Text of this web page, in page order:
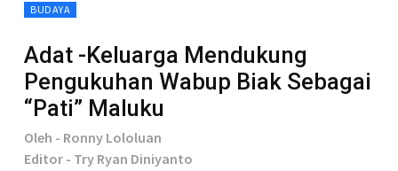
BUDAYA
Adat -Keluarga Mendukung
Pengukuhan Wabup Biak Sebagai
“Pati” Maluku
Oleh - Ronny Lololuan
Editor - Try Ryan Diniyanto